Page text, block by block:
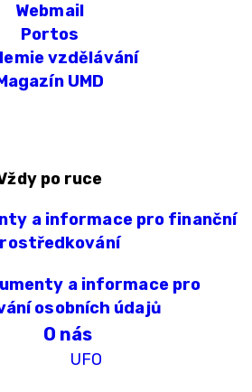
Webmail
Portos
vzdělávání
UMD
po ruce
a informace pro finanční
a informace pro
osobních údajů
O nás
UFO